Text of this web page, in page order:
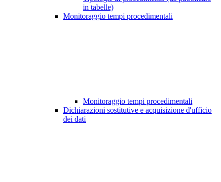
in tabelle)
Monitoraggio tempi procedimentali
Monitoraggio tempi procedimentali
Dichiarazioni sostitutive e acquisizione d'ufficio
dei dati